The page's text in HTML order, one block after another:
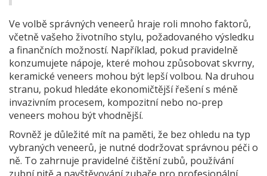
Ve volbě správných veneerů hraje roli mnoho faktorů,
včetně vašeho životního stylu, požadovaného výsledku
a finančních možností. Například, pokud pravidelně
konzumujete nápoje, které mohou způsobovat skvrny,
keramické veneers mohou být lepší volbou. Na druhou
stranu, pokud hledáte ekonomičtější řešení s méně
invazivním procesem, kompozitní nebo no-prep
veneers mohou být vhodnější.
Rovněž je důležité mít na paměti, že bez ohledu na typ
vybraných veneerů, je nutné dodržovat správnou péči o
ně. To zahrnuje pravidelné čištění zubů, používání